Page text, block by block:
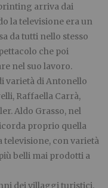
arriva dai
la televisione era un
da tutti nello stesso
che poi
nel suo lavoro.
varietà di Antonello
Raffaella Carrà,
Aldo Grasso, nel
proprio quella
televisione, con varietà
belli mai prodotti a
dei villaggi turistici.